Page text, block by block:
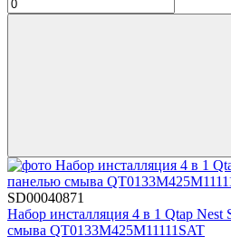
SD00040871
Набор инсталляция 4 в 1 Qtap Nest
смыва QT0133M425M11111SAT